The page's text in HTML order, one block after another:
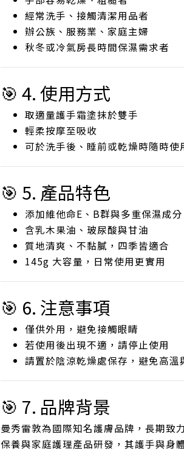
經常洗手、接觸清潔用品者
辦公族、服務業、家庭主婦
秋冬或冷氣房長時間保濕需求者
🎯 4. 使用方式
取適量護手霜塗抹於雙手
輕柔按摩至吸收
可於洗手後、睡前或乾燥時隨時使
🎯 5. 產品特色
添加維他命E、B群與多重保濕成分
含乳木果油、玻尿酸與甘油
質地清爽、不黏膩，四季皆適合
145g 大容量，日常使用更實用
🎯 6. 注意事項
僅供外用，避免接觸眼睛
若使用後出現不適，請停止使用
請置於陰涼乾燥處保存，避免高溫
🎯 7. 品牌背景
曼秀雷敦為國際知名護膚品牌，長期致
保養與家庭護理產品研發，其護手與身